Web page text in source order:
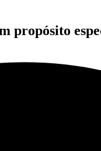
propósito